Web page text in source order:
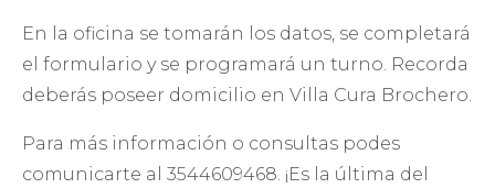
En la oficina se tomarán los datos, se completará
el formulario y se programará un turno. Recorda
deberás poseer domicilio en Villa Cura Brochero.
Para más información o consultas podes
comunicarte al 3544609468. ¡Es la última del